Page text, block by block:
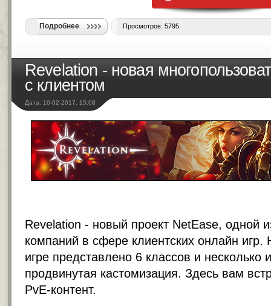
Подробнее Просмотров: 5795
Revelation - новая
с клиентом
Дата: 10-02-2017, 15:08
Revelation - новый проект NetEase, одной
компаний в сфере клиентских онлайн
игре представлено 6 классов и несколько
продвинутая кастомизация. Здесь вам
PvE-контент.